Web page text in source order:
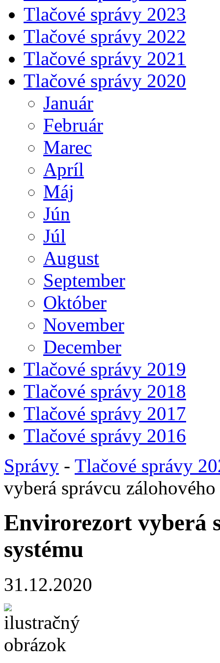
Tlačové správy 2023
Tlačové správy 2022
Tlačové správy 2021
Tlačové správy 2020
Január
Február
Marec
Apríl
Máj
Jún
Júl
August
September
Október
November
December
Tlačové správy 2019
Tlačové správy 2018
Tlačové správy 2017
Tlačové správy 2016
Správy - Tlačové správy
vyberá správcu zálohového
Envirorezort vyberá
systému
31.12.2020